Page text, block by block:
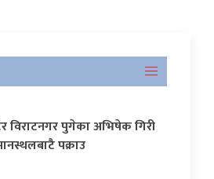
विराटनगर पुगेका अभिषेक गिरी
पक्राउ